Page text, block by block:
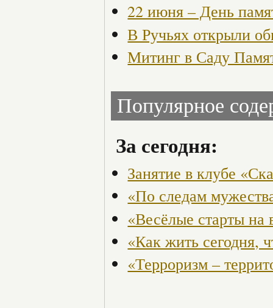
22 июня – День
В Ручьях открыли
Митинг в Саду
Популярное
За сегодня:
Занятие в клубе
«По следам
«Весёлые старты на
«Как жить сегодня,
«Терроризм –